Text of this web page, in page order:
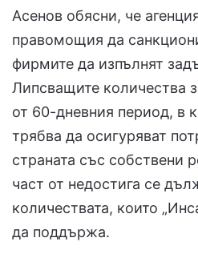
Асенов обясни, че
правомощия да
фирмите да изпълнят
Липсващите количества
от 60-дневния период, в
трябва да осигуряват
страната със собствени
част от недостига се
количествата, които
да поддържа.